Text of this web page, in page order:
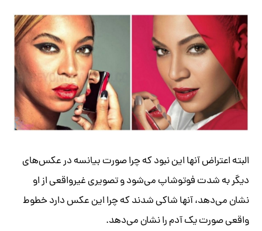
البته اعتراض آنها این نبود که چرا صورت بیانسه در عکس‌های
دیگر به شدت فوتوشاپ می‌شود و تصویری غیرواقعی از او
نشان می‌دهد، آنها شاکی شدند که چرا این عکس دارد خطوط
واقعی صورت یک آدم را نشان می‌دهد.